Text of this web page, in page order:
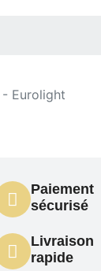
- Eurolight
Paiement
sécurisé
Livraison
rapide